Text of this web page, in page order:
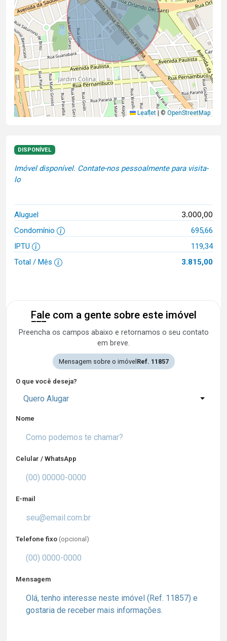
Leaflet |© OpenStreetMap
DISPONÍVEL
Imóvel disponível. Contate-nos pessoalmente para visita-
lo
Aluguel 3.000,00
Condomínio
695,66
IPTU
119,34
Total / Mês
3.815,00
Fale com a gente sobre este imóvel
Preencha os campos abaixo e retornamos o seu contato
em breve.
Mensagem sobre o imóvel Ref. 11857
O que você deseja?
Quero Alugar
Nome
Celular / WhatsApp
E-mail
Telefone fixo (opcional)
Mensagem